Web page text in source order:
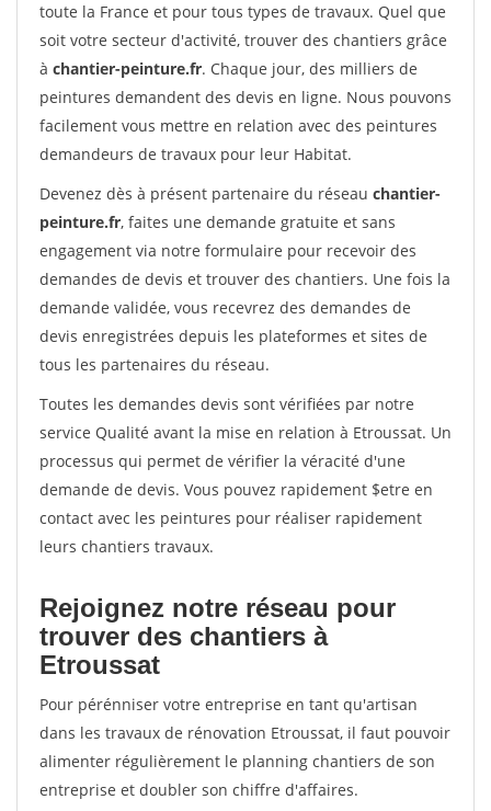
toute la France et pour tous types de travaux. Quel que
soit votre secteur d'activité, trouver des chantiers grâce
à chantier-peinture.fr. Chaque jour, des milliers de
peintures demandent des devis en ligne. Nous pouvons
facilement vous mettre en relation avec des peintures
demandeurs de travaux pour leur Habitat.
Devenez dès à présent partenaire du réseau chantier-
peinture.fr, faites une demande gratuite et sans
engagement via notre formulaire pour recevoir des
demandes de devis et trouver des chantiers. Une fois la
demande validée, vous recevrez des demandes de
devis enregistrées depuis les plateformes et sites de
tous les partenaires du réseau.
Toutes les demandes devis sont vérifiées par notre
service Qualité avant la mise en relation à Etroussat. Un
processus qui permet de vérifier la véracité d'une
demande de devis. Vous pouvez rapidement $etre en
contact avec les peintures pour réaliser rapidement
leurs chantiers travaux.
Rejoignez notre réseau pour
trouver des chantiers à
Etroussat
Pour pérénniser votre entreprise en tant qu'artisan
dans les travaux de rénovation Etroussat, il faut pouvoir
alimenter régulièrement le planning chantiers de son
entreprise et doubler son chiffre d'affaires.